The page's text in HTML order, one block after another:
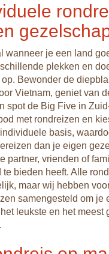
wanneer je een land
plekken en
Bewonder de
Vietnam, geniet van
spot de Big Five in
met rondreizen en
basis,
dan je eigen
partner, vrienden of
te bieden heeft. Alle
maar wij hebben
samengesteld om je
leukste en het meest